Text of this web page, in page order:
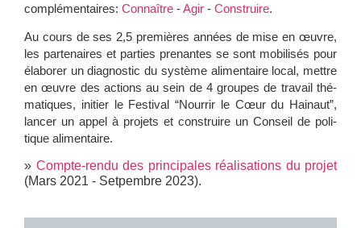
com­plé­men­taires: Connaître -Agir - Construire.
Au cours de ses 2,5 pre­mières années de mise en œuvre,
les par­te­naires et par­ties pre­nantes se sont mobi­li­sés pour
éla­bo­rer un diag­nos­tic du sys­tème ali­men­taire local, mettre
en œuvre des actions au sein de 4 groupes de tra­vail thé­
ma­tiques, ini­tier le Fes­ti­val “Nour­rir le Cœur du Hai­naut”,
lan­cer un appel à pro­jets et construire un Conseil de poli­
tique alimentaire.
» Compte-rendu des principales réalisations du projet
(Mars 2021 - Setpembre 2023).